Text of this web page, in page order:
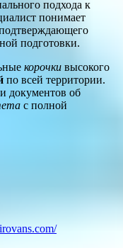
подхода к
понимает
подготовки.
корочки высокого
по всей территории.
документов об
с полной